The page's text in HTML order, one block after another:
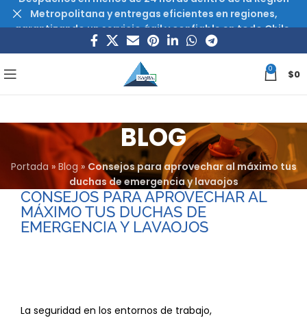
0 $0
BLOG
Portada»Blog »Consejos para aprovechar al máximo tus
duchas de emergencia y lavaojos
CONSEJOS PARA APROVECHAR AL
MÁXIMO TUS DUCHAS DE
EMERGENCIA Y LAVAOJOS
La seguridad en los entornos de trabajo,
Metropolitana y entregas eficientes en regiones,
garantizando un servicio ágil y confiable en todo Chile.